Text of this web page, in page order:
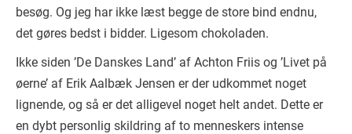
besøg. Og jeg har ikke læst begge de store bind endnu,
det gøres bedst i bidder. Ligesom chokoladen.
Ikke siden ’De Danskes Land’ af Achton Friis og ’Livet på
øerne’ af Erik Aalbæk Jensen er der udkommet noget
lignende, og så er det alligevel noget helt andet. Dette er
en dybt personlig skildring af to menneskers intense